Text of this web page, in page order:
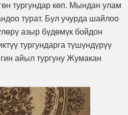
тургундар көп. Мындан улам
турат. Бул учурда шайлоо
азыр бүдөмүк бойдон
тургундарга түшүндүрүү
айыл тургуну Жумакан